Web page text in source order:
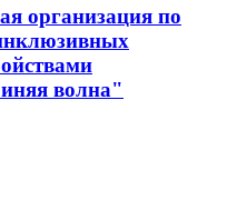
организация по
волна"